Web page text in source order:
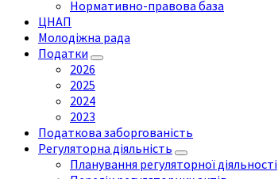
Нормативно-правова база
ЦНАП
Молодіжна рада
Податки
2026
2025
2024
2023
Податкова заборгованість
Регуляторна діяльність
Планування регуляторної діяльності